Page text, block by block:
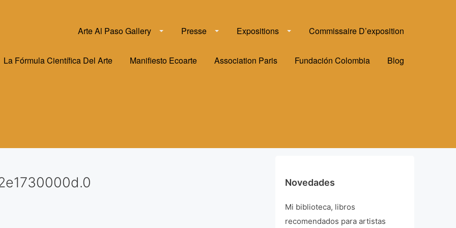
Arte Al Paso Gallery Presse Expositions Commissaire D’exposition
La Fórmula Científica Del Arte Manifiesto Ecoarte Association Paris Fundación Colombia Blog
Novedades
Mi biblioteca, libros
recomendados para artistas